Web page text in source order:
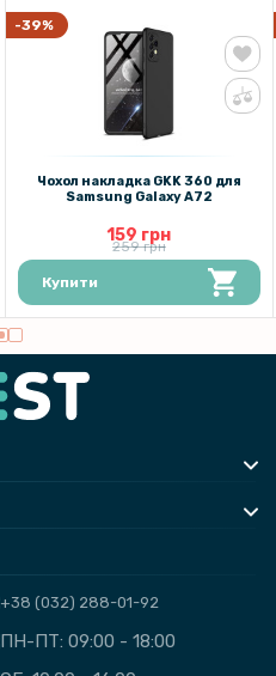
-39%
Чохол накладка GKK 360 для
Samsung Galaxy A72
159 грн
259 грн
Купити
+38 (032) 288-01-92
ПН-ПТ: 09:00 - 18:00